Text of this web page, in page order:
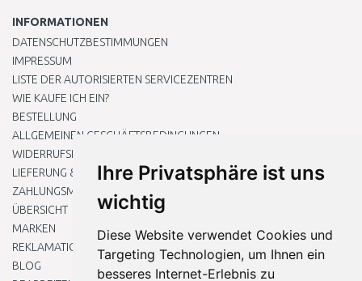
Ihre Privatsphäre ist uns
wichtig
Diese Website verwendet Cookies und
Targeting Technologien, um Ihnen ein
besseres Internet-Erlebnis zu
INFORMATIONEN
DATENSCHUTZBESTIMMUNGEN
IMPRESSUM
LISTE DER AUTORISIERTEN SERVICEZENTREN
WIE KAUFE ICH EIN?
BESTELLUNG
ALLGEMEINEN GESCHÄFTSBEDINGUNGEN
WIDERRUFSRECHT
LIEFERUNG & ZAHLUNG
ZAHLUNGSMETHODEN
ÜBERSICHT
MARKEN
REKLAMATIONEN UND RETOUREN
BLOG